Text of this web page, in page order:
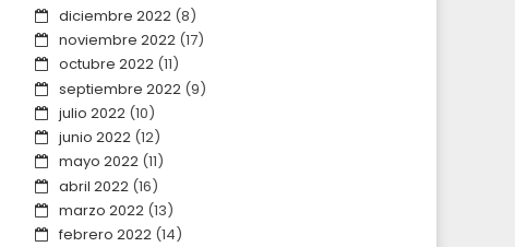
diciembre 2022(8)
noviembre 2022(17)
octubre 2022(11)
septiembre 2022(9)
julio 2022(10)
junio 2022(12)
mayo 2022(11)
abril 2022(16)
marzo 2022(13)
febrero 2022(14)